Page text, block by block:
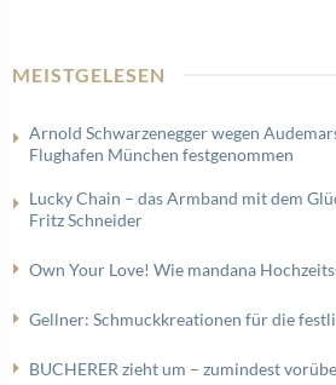
MEISTGELESEN
Arnold Schwarzenegger wegen
Flughafen München festgenommen
Lucky Chain – das Armband mit dem
Fritz Schneider
Own Your Love! Wie mandana
Gellner: Schmuckkreationen für die
BUCHERER zieht um – zumindest